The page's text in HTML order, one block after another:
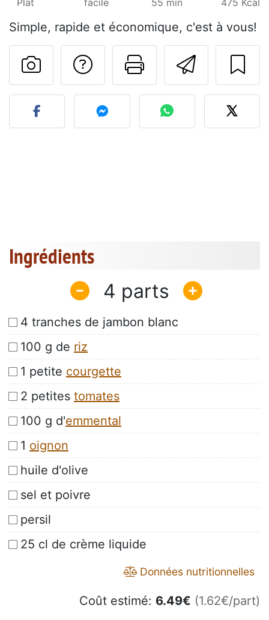
Plat facile 55 min 475 Kcal
Simple, rapide et économique, c'est à vous!
Imprimer
Poser une
Publier votre photo de
Ingrédients
4
4 tranches de jambon blanc
100 g de riz
1 petite courgette
2 petites tomates
100 g d'emmental
1 oignon
huile d'olive
sel et poivre
persil
25 cl de crème liquide
Données nutritionnelles
Coût estimé: 6.49€ (1.62€/part)